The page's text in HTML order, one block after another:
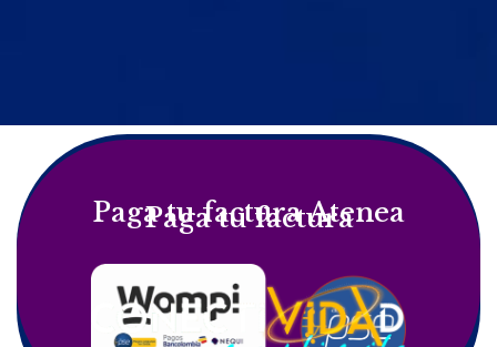
Paga tu factura Atenea
Paga tu factura